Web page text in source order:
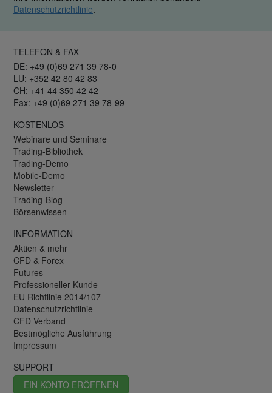
Datenschutzrichtlinie.
TELEFON & FAX
DE: +49 (0)69 271 39 78-0
LU: +352 42 80 42 83
CH: +41 44 350 42 42
Fax: +49 (0)69 271 39 78-99
KOSTENLOS
Webinare und Seminare
Trading-Bibliothek
Trading-Demo
Mobile-Demo
Newsletter
Trading-Blog
Börsenwissen
INFORMATION
Aktien & mehr
CFD & Forex
Futures
Professioneller Kunde
EU Richtlinie 2014/107
Datenschutzrichtlinie
CFD Verband
Bestmögliche Ausführung
Impressum
SUPPORT
EIN KONTO ERÖFFNEN